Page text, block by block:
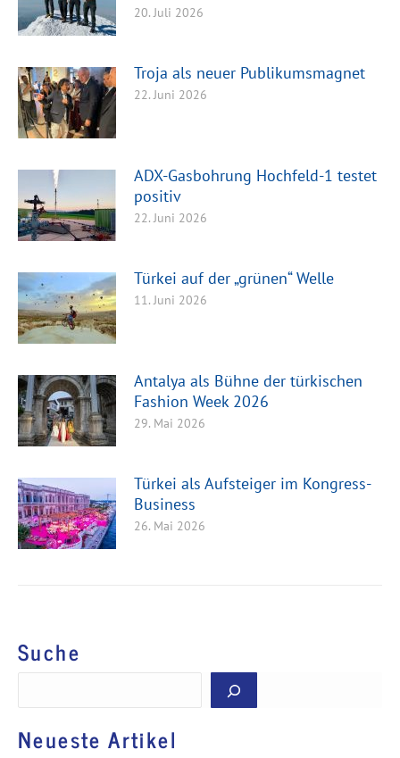
20. Juli 2026
Troja als neuer Publikumsmagnet
22. Juni 2026
ADX-Gasbohrung Hochfeld-1 testet
positiv
22. Juni 2026
Türkei auf der „grünen“ Welle
11. Juni 2026
Antalya als Bühne der türkischen
Fashion Week 2026
29. Mai 2026
Türkei als Aufsteiger im Kongress-
Business
26. Mai 2026
Suche
Neueste Artikel